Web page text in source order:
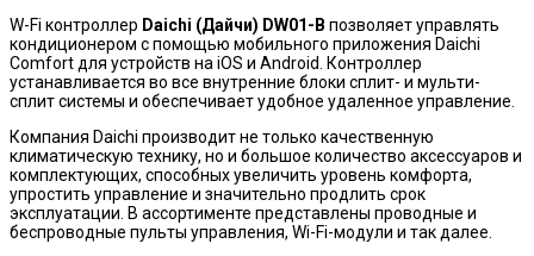
W-Fi контроллер Daichi (Дайчи) DW01-B позволяет управлять
кондиционером с помощью мобильного приложения Daichi
Comfort для устройств на iOS и Android. Контроллер
устанавливается во все внутренние блоки сплит- и мульти-
сплит системы и обеспечивает удобное удаленное управление.
Компания Daichi производит не только качественную
климатическую технику, но и большое количество аксессуаров и
комплектующих, способных увеличить уровень комфорта,
упростить управление и значительно продлить срок
эксплуатации. В ассортименте представлены проводные и
беспроводные пульты управления, Wi-Fi-модули и так далее.